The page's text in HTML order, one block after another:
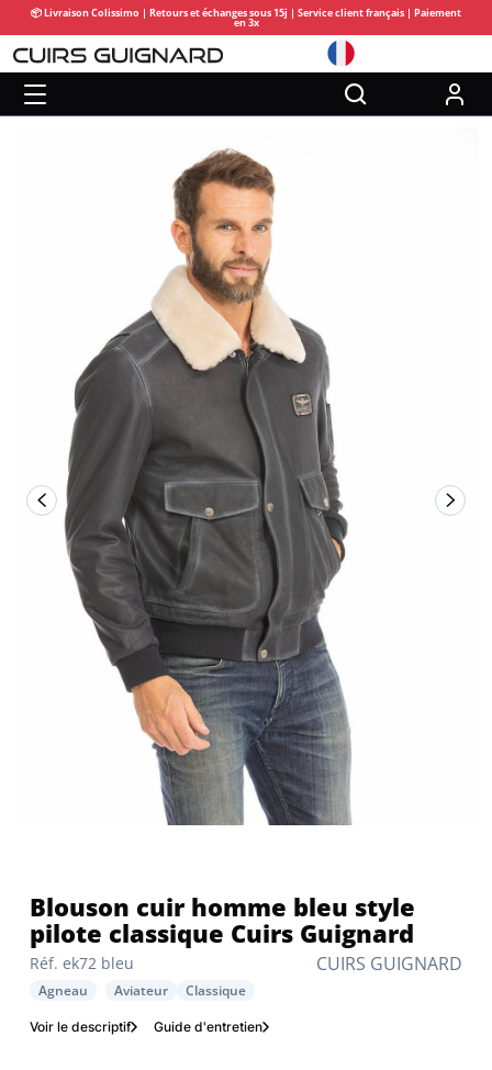
📦 Livraison Colissimo | Retours et échanges sous 15j | Service client français | Paiement
en 3x
CUIRS GUIGNARD
Réf. ek72 bleu
Blouson cuir homme bleu style
pilote classique Cuirs Guignard
Agneau Aviateur Classique
Voir le descriptif Guide d'entretien